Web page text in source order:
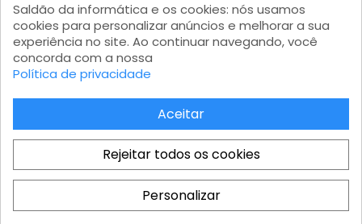
Total
Formas de pagamento
Saldão da Informática LTDA - CNPJ: 15.383.046/0001-04 - IE:
206.162.139.111 Av. Marginal Projetada, 1810 - Jardim Mutinga - Barueri
- SP - Modular 2 - Castelo Branco - Galpão 08 - CEP 06460-200
Saldão da informática e os cookies: nós usamos
cookies para personalizar anúncios e melhorar a sua
experiência no site. Ao continuar navegando, você
concorda com a nossa
Política de privacidade
Aceitar
Rejeitar todos os cookies
Personalizar